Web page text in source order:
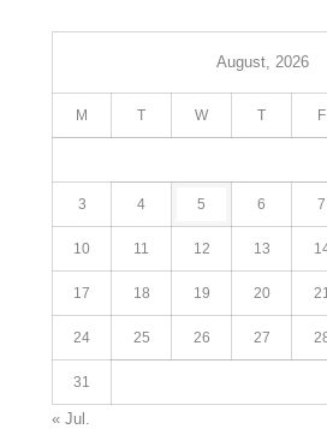
August, 2026
M T W T F
3 4 5 6 7
10 11 12 13
17 18 19 20
24 25 26 27
31
« Jul.